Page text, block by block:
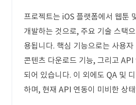
프로젝트는 iOS 플랫폼에서 웹툰
개발하는 것으로, 주요 기술 스택
용됩니다. 핵심 기능으로는 사용
콘텐츠 다운로드 기능, 그리고
되어 있습니다. 이 외에도 QA 및
하며, 현재 API 연동이 미비한 상